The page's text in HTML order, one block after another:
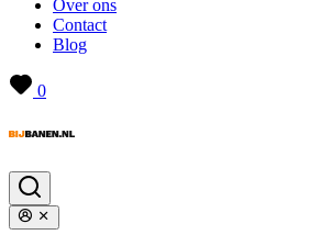
Over ons
Contact
Blog
0